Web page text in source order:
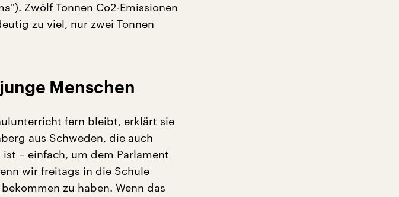
Zwölf Tonnen Co2-Emissionen
zu viel, nur zwei Tonnen
Menschen
fern bleibt, erklärt sie
aus Schweden, die auch
– einfach, um dem Parlament
wir freitags in die Schule
zu haben. Wenn das